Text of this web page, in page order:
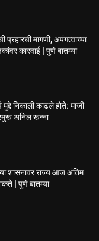
प्रहारची मागणी, अपंगत्वाच्या
कारवाई | पुणे बातम्या
मुद्दे निकाली काढले होते: माजी
अनिल खन्ना
शासनावर राज्य आज अंतिम
| पुणे बातम्या